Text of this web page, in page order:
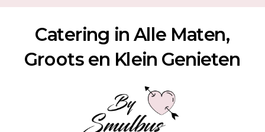
Catering in Alle Maten,
Groots en Klein Genieten